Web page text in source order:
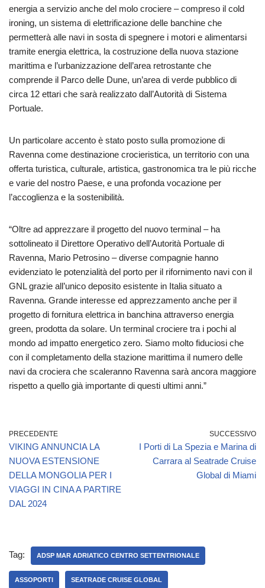
energia a servizio anche del molo crociere – compreso il cold
ironing, un sistema di elettrificazione delle banchine che
permetterà alle navi in sosta di spegnere i motori e alimentarsi
tramite energia elettrica, la costruzione della nuova stazione
marittima e l’urbanizzazione dell’area retrostante che
comprende il Parco delle Dune, un’area di verde pubblico di
circa 12 ettari che sarà realizzato dall’Autorità di Sistema
Portuale.
Un particolare accento è stato posto sulla promozione di
Ravenna come destinazione crocieristica, un territorio con una
offerta turistica, culturale, artistica, gastronomica tra le più ricche
e varie del nostro Paese, e una profonda vocazione per
l’accoglienza e la sostenibilità.
“Oltre ad apprezzare il progetto del nuovo terminal – ha
sottolineato il Direttore Operativo dell’Autorità Portuale di
Ravenna, Mario Petrosino – diverse compagnie hanno
evidenziato le potenzialità del porto per il rifornimento navi con il
GNL grazie all’unico deposito esistente in Italia situato a
Ravenna. Grande interesse ed apprezzamento anche per il
progetto di fornitura elettrica in banchina attraverso energia
green, prodotta da solare. Un terminal crociere tra i pochi al
mondo ad impatto energetico zero. Siamo molto fiduciosi che
con il completamento della stazione marittima il numero delle
navi da crociera che scaleranno Ravenna sarà ancora maggiore
rispetto a quello già importante di questi ultimi anni.”
PRECEDENTE
VIKING ANNUNCIA LA
NUOVA ESTENSIONE
DELLA MONGOLIA PER I
VIAGGI IN CINA A PARTIRE
DAL 2024
SUCCESSIVO
I Porti di La Spezia e Marina di
Carrara al Seatrade Cruise
Global di Miami
Tag: ADSP MAR ADRIATICO CENTRO SETTENTRIONALE
ASSOPORTI SEATRADE CRUISE GLOBAL